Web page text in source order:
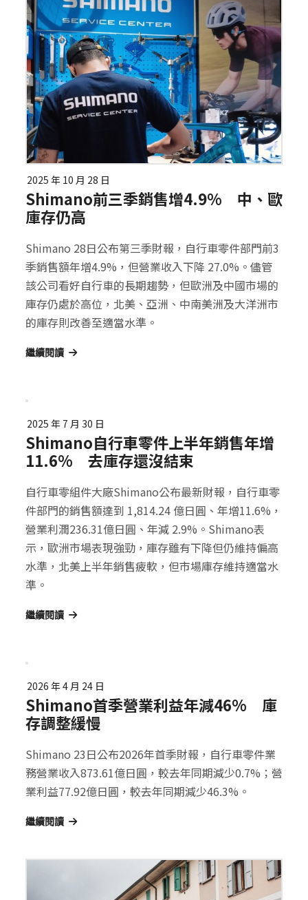
2025 年 10 月 28 日
Shimano前三季銷售增4.9% 中、歐
庫存仍高
Shimano 28日公布第三季財報，自行車零件部門前3
季銷售額年增4.9%，但營業收入下降 27.0%。儘管
該公司看好自行車的長期趨勢，但歐洲及中國市場的
庫存仍處於高位，北美、亞洲、中南美洲及大洋洲市
的庫存則改善至適當水準。
繼續閱讀
2025 年 7 月 30 日
Shimano自行車零件上半年銷售年增
11.6% 去庫存還沒結束
自行車零組件大廠Shimano公布最新財報，自行車零
件部門的銷售額達到 1,814.24 億日圓、年增11.6%，
營業利潤236.31億日圓、年減 2.9%。Shimano表
示，歐洲市場表現強勁，庫存雖有下降但仍維持偏高
水準，北美上半年銷售疲軟，但市場庫存維持適當水
準。
繼續閱讀
2026 年 4 月 24 日
Shimano首季營業利益年減46% 庫
存調整緩慢
Shimano 23日公布2026年首季財報，自行車零件業
務營業收入873.61億日圓，較去年同期減少0.7%；營
業利益77.92億日圓，較去年同期減少46.3%。
繼續閱讀